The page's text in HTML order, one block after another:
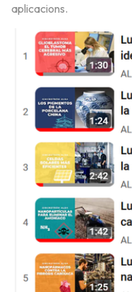
aplicacions.